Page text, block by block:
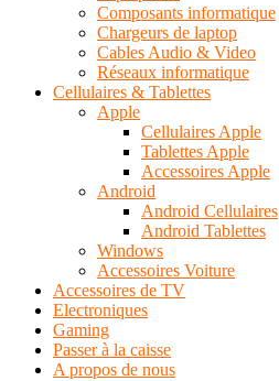
Composants informatique
Chargeurs de laptop
Cables Audio & Video
Réseaux informatique
Cellulaires & Tablettes
Apple
Cellulaires Apple
Tablettes Apple
Accessoires Apple
Android
Android Cellulaires
Android Tablettes
Windows
Accessoires Voiture
Accessoires de TV
Electroniques
Gaming
Passer à la caisse
A propos de nous